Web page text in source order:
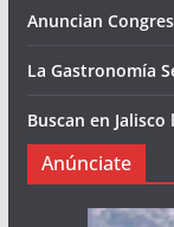
Anuncian
La Gastronomía
Buscan en
Anúnciate